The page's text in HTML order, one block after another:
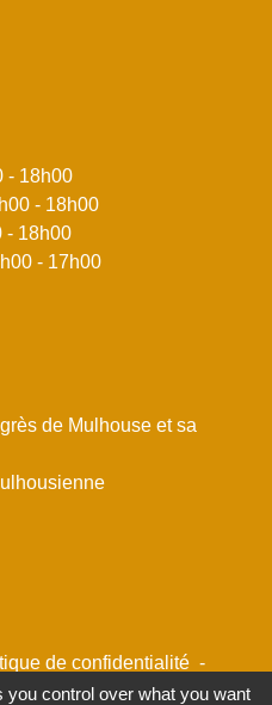
- 18h00
- 18h00
- 18h00
- 17h00
de Mulhouse et sa
de confidentialité -
- Gestion des cookies
control over what you want